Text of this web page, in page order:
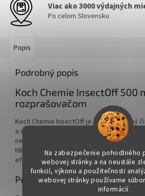
Na zabezpečenie pohodlného
webovej stránky a na neustále
funkcií, výkonu a použiteľnosti
webovej stránky používame
informácií
Viac ako 3000 výdajných
Po celom Slovensku
Popis
Podrobný popis
Koch Chemie InsectOff 500
rozprašovačom
Koch Chemie InsectOff je špecializovaný
a dôkladné odstránenie zvyškov hmyzu a
nečistôt z vonkajších častí vozidla. Kvalitné
hlboko do usadenín na laku, skle aj plastoch
efektívne uvoľniť bez zbytočne
Pre koho je